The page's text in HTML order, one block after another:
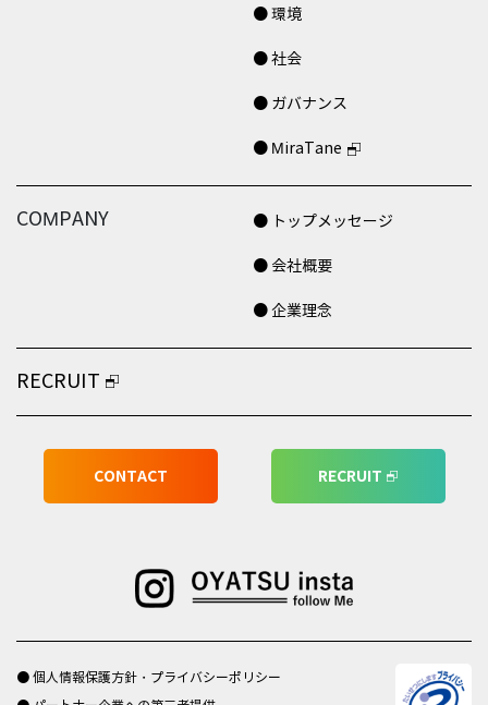
● 環境
● 社会
● ガバナンス
● MiraTane
COMPANY ● トップメッセージ
● 会社概要
● 企業理念
RECRUIT
CONTACT RECRUIT
● 個人情報保護方針・プライバシーポリシー